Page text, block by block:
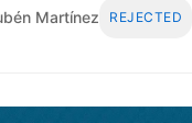
Martínez REJECTED